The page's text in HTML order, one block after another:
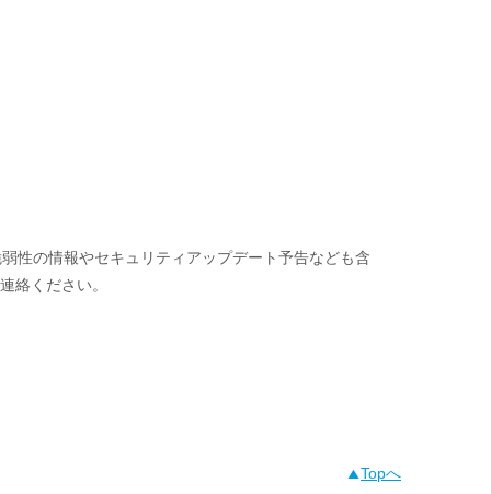
性の情報やセキュリティアップデート予告なども含
絡ください。
Topへ